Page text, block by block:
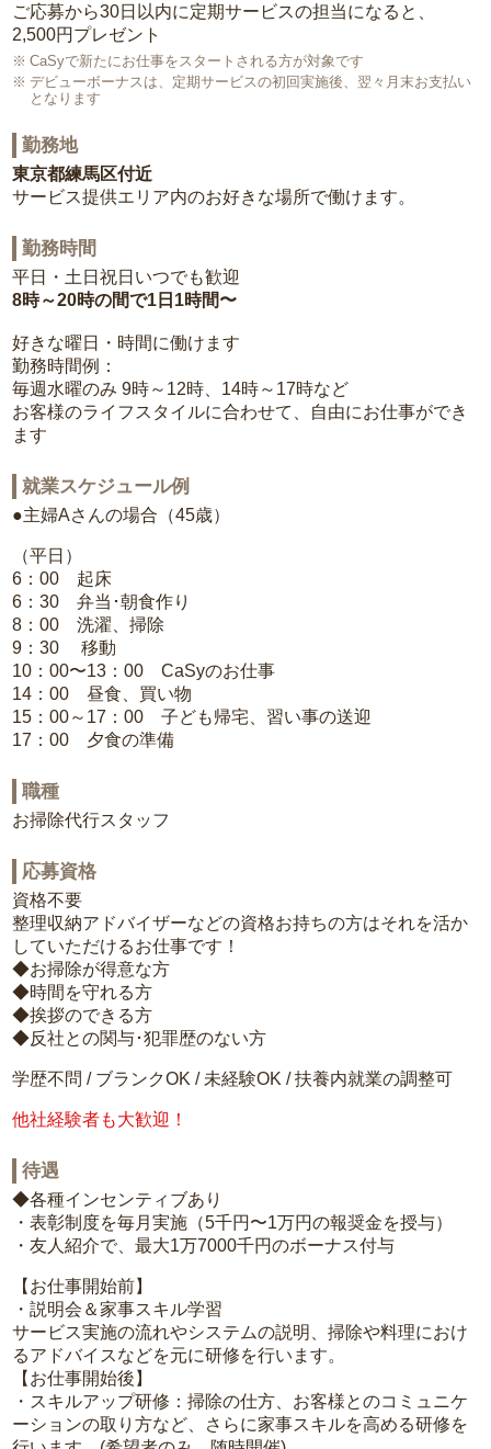
ご応募から30日以内に定期サービスの担当になると、
2,500円プレゼント
CaSyで新たにお仕事をスタートされる方が対象です
デビューボーナスは、定期サービスの初回実施後、翌々月末お支払い
となります
勤務地
東京都練馬区付近
サービス提供エリア内のお好きな場所で働けます。
勤務時間
平日・土日祝日いつでも歓迎
8時～20時の間で1日1時間〜
好きな曜日・時間に働けます
勤務時間例：
毎週水曜のみ 9時～12時、14時～17時など
お客様のライフスタイルに合わせて、自由にお仕事ができ
ます
就業スケジュール例
●主婦Aさんの場合（45歳）
（平日）
6：00 起床
6：30 弁当･朝食作り
8：00 洗濯、掃除
9：30 移動
10：00〜13：00 CaSyのお仕事
14：00 昼食、買い物
15：00～17：00 子ども帰宅、習い事の送迎
17：00 夕食の準備
職種
お掃除代行スタッフ
応募資格
資格不要
整理収納アドバイザーなどの資格お持ちの方はそれを活か
していただけるお仕事です！
◆お掃除が得意な方
◆時間を守れる方
◆挨拶のできる方
◆反社との関与･犯罪歴のない方
学歴不問 / ブランクOK / 未経験OK / 扶養内就業の調整可
他社経験者も大歓迎！
待遇
◆各種インセンティブあり
・表彰制度を毎月実施（5千円〜1万円の報奨金を授与）
・友人紹介で、最大1万7000千円のボーナス付与
【お仕事開始前】
・説明会＆家事スキル学習
サービス実施の流れやシステムの説明、掃除や料理におけ
るアドバイスなどを元に研修を行います。
【お仕事開始後】
・スキルアップ研修：掃除の仕方、お客様とのコミュニケ
ーションの取り方など、さらに家事スキルを高める研修を